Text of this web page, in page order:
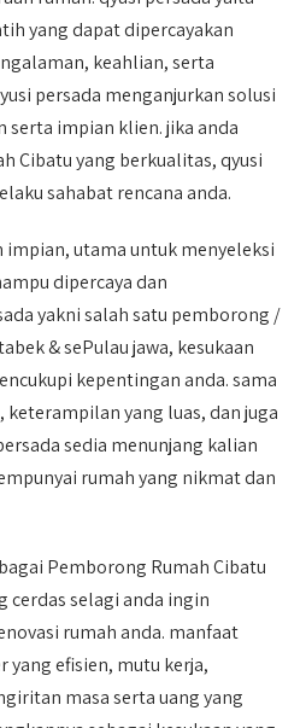
yang dapat dipercayakan
keahlian, serta
persada menganjurkan solusi
serta impian klien. jika anda
Cibatu yang berkualitas, qyusi
sahabat rencana anda.
utama untuk menyeleksi
dipercaya dan
yakni salah satu pemborong /
& sePulau jawa, kesukaan
kepentingan anda. sama
yang luas, dan juga
sedia menunjang kalian
rumah yang nikmat dan
Pemborong Rumah Cibatu
cerdas selagi anda ingin
rumah anda. manfaat
yang efisien, mutu kerja,
masa serta uang yang